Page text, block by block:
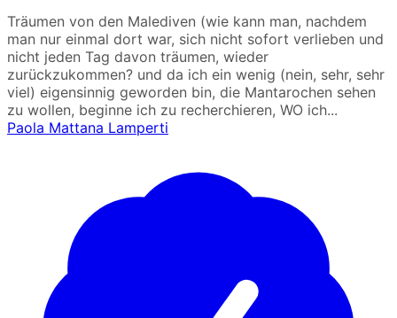
Träumen von den Malediven (wie kann man, nachdem
man nur einmal dort war, sich nicht sofort verlieben und
nicht jeden Tag davon träumen, wieder
zurückzukommen? und da ich ein wenig (nein, sehr, sehr
viel) eigensinnig geworden bin, die Mantarochen sehen
zu wollen, beginne ich zu recherchieren, WO ich...
Paola Mattana Lamperti